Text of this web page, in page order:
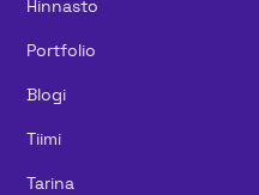
Hinnasto
Portfolio
Blogi
Tiimi
Tarina